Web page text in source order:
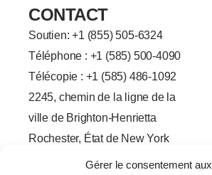
Gérer le consentement aux
CONTACT
Soutien: +1 (855) 505-6324
Téléphone : +1 (585) 500-4090
Télécopie : +1 (585) 486-1092
2245, chemin de la ligne de la
ville de Brighton-Henrietta
Rochester, État de New York